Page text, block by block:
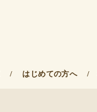
/ はじめての方へ /